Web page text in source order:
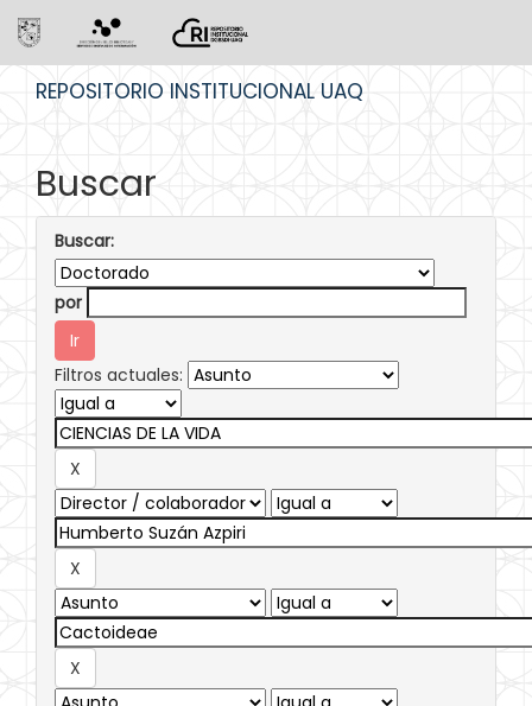
REPOSITORIO INSTITUCIONAL UAQ
Buscar
Buscar:
por
Filtros actuales: